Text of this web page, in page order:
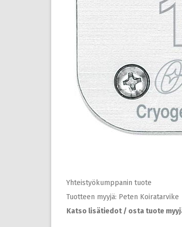
Yhteistyökumppanin tuote
Tuotteen myyjä: Peten Koiratarvike
Katso lisätiedot / osta tuote